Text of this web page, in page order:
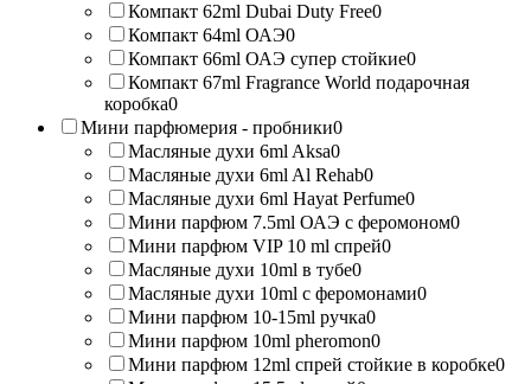
Компакт 62ml Dubai Duty Free0
Компакт 64ml ОАЭ0
Компакт 66ml ОАЭ супер стойкие0
Компакт 67ml Fragrance World подарочная
коробка0
Мини парфюмерия - пробники0
Масляные духи 6ml Aksa0
Масляные духи 6ml Al Rehab0
Масляные духи 6ml Hayat Perfume0
Мини парфюм 7.5ml ОАЭ с феромоном0
Мини парфюм VIP 10 ml спрей0
Масляные духи 10ml в тубе0
Масляные духи 10ml с феромонами0
Мини парфюм 10-15ml ручка0
Мини парфюм 10ml pheromon0
Мини парфюм 12ml спрей стойкие в коробке0